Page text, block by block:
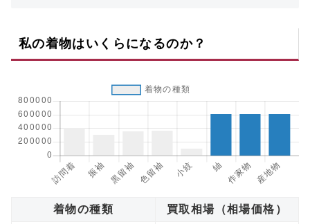
私の着物はいくらになるのか？
着物の種類 買取相場（相場価格）